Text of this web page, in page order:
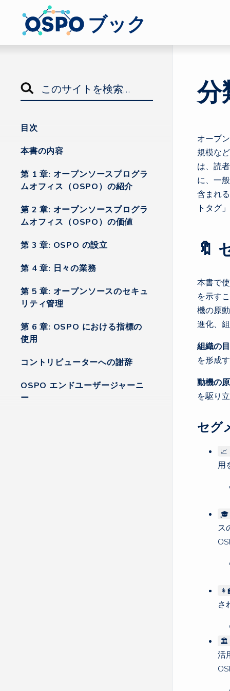
ブック
目次
本書の内容
第 1 章: オープンソースプログラ
ムオフィス（OSPO）の紹介
第 2 章: オープンソースプログラ
ムオフィス（OSPO）の価値
第 3 章: OSPO の設立
第 4 章: 日々の業務
第 5 章: オープンソースのセキュ
リティ管理
第 6 章: OSPO における指標の
使用
コントリビューターへの謝辞
OSPO エンドユーザージャーニ
ー
分
オープ
規模な
は、読
に、一
含まれ
トタグ
🔖
本書で
を示す
機の原
進化、
組織の
を形成
動機の
を駆り
セグ
📈
用
🎓
ス
さ
🏛
活